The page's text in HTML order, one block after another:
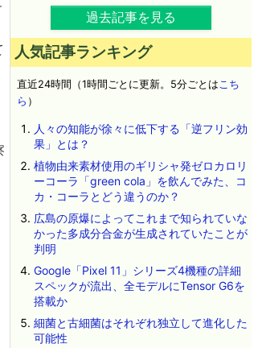
過去記事を見る
人気記事ランキング
直近24時間（1時間ごとに更新。5分ごとはこち
ら ）
人々の知能が徐々に低下する「逆フリン効
果」とは？
植物由来素材使用のギリシャ発ゼロカロリ
ーコーラ「green cola」を飲んでみた、コ
カ・コーラとどう違うのか？
広島の原爆によってこれまで知られていな
かった多成分合金が生成されていたことが
判明
Google「Pixel 11」シリーズ4機種の詳細
スペックが流出、全モデルにTensor G6を
搭載か
細菌と古細菌はそれぞれ独立して進化した
可能性